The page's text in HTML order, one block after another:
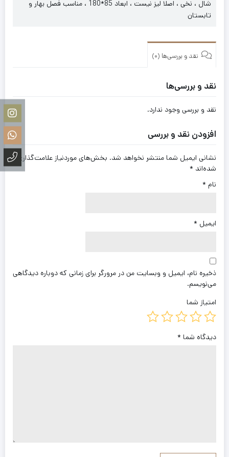
شال ، نخی ، اصلا لیز نیست ، ابعاد 85*180 ، مناسب فصل بهار و
تابستان
نقد و بررسی‌ها (0)
نقد و بررسی‌ها
نقد و بررسی وجود ندارد.
افزودن نقد و بررسی
نشانی ایمیل شما منتشر نخواهد شد. بخش‌های موردنیاز علامت‌گذاری
شده‌اند *
نام *
ایمیل *
ذخیره نام، ایمیل و وبسایت من در مرورگر برای زمانی که دوباره دیدگاهی
می‌نویسم.
امتیاز شما
دیدگاه شما *